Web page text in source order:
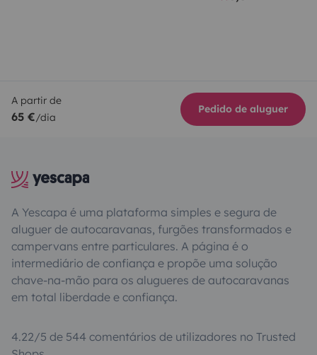
A partir de
65 €/dia
Pedido de aluguer
A Yescapa é uma plataforma simples e segura de
aluguer de autocaravanas, furgões transformados e
campervans entre particulares. A página é o
intermediário de confiança e propõe uma solução
chave-na-mão para os alugueres de autocaravanas
em total liberdade e confiança.
4.22/5 de 544 comentários de utilizadores no Trusted